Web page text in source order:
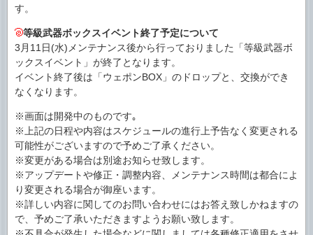
す。
等級武器ボックスイベント終了予定について
3月11日(水)メンテナンス後から行っておりました「等級武器ボ
ックスイベント」が終了となります。
イベント終了後は「ウェポンBOX」のドロップと、交換ができ
なくなります。
※画面は開発中のものです｡
※上記の日程や内容はスケジュールの進行上予告なく変更される
可能性がございますので予めご了承ください。
※変更がある場合は別途お知らせ致します。
※アップデートや修正・調整内容、メンテナンス時間は都合によ
り変更される場合が御座います。
※詳しい内容に関してのお問い合わせにはお答え致しかねますの
で、予めご了承いただきますようお願い致します。